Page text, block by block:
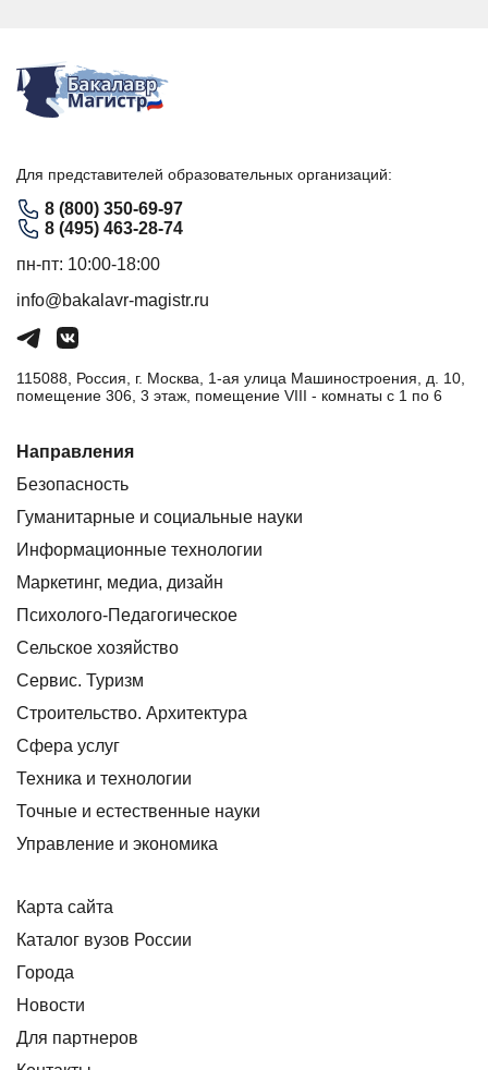
Для представителей образовательных организаций:
8 (800) 350-69-97
8 (495) 463-28-74
пн-пт: 10:00-18:00
info@bakalavr-magistr.ru
115088, Россия, г. Москва, 1-ая улица Машиностроения, д. 10,
помещение 306, 3 этаж, помещение VIII - комнаты с 1 по 6
Направления
Безопасность
Гуманитарные и социальные науки
Информационные технологии
Маркетинг, медиа, дизайн
Психолого-Педагогическое
Сельское хозяйство
Сервис. Туризм
Строительство. Архитектура
Сфера услуг
Техника и технологии
Точные и естественные науки
Управление и экономика
Карта сайта
Каталог вузов России
Города
Новости
Для партнеров